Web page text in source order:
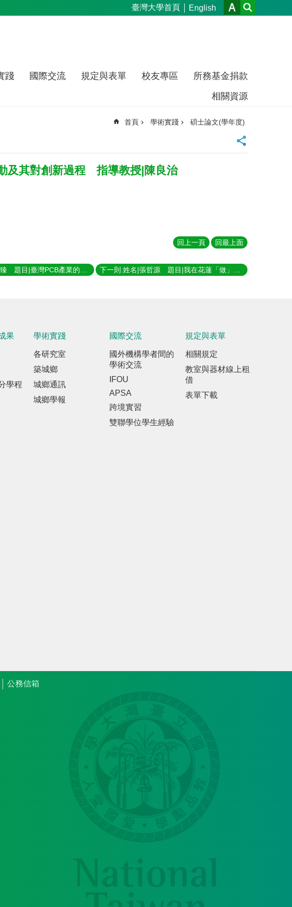
臺灣大學首頁 English
踐 國際交流 規定與表單 校友專區
所務基金捐款
相關資源
首頁 學術實踐 碩士論文(學年度)
及其對創新過程 指導教授|陳良治
回上一頁 回最上面
果
學程
學術實踐
各研究室
築城鄉
城鄉通訊
城鄉學報
國際交流
國外機構學者間的
學術交流
IFOU
APSA
跨境實習
雙聯學位學生經驗
規定與表單
相關規定
教室與器材線上租
借
表單下載
公務信箱